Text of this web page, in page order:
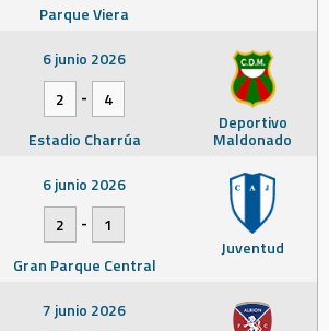
Parque Viera
Deportivo
Maldonado
6 junio 2026
2
-
4
Estadio Charrúa
Juventud
6 junio 2026
2
-
1
Gran Parque Central
7 junio 2026